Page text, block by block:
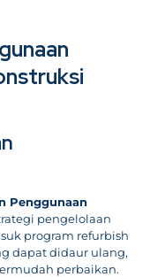
Penggunaan
pengelolaan
program refurbish
dapat didaur ulang,
perbaikan.